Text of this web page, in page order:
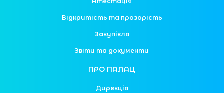
Відкритість та прозорість
Закупівля
Звіти та документи
ПРО ПАЛАЦ
Дирекція